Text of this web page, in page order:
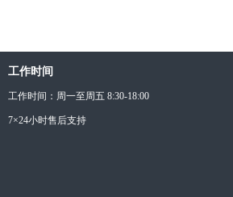
工作时间
工作时间：周一至周五 8:30-18:00
7×24小时售后支持